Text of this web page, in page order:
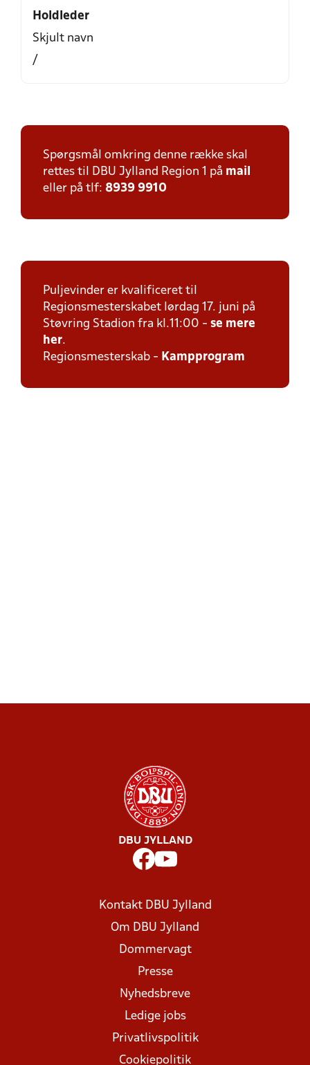
Holdleder
Skjult navn
/
Spørgsmål omkring denne række skal
rettes til DBU Jylland Region 1 på mail
eller på tlf: 8939 9910
Puljevinder er kvalificeret til
Regionsmesterskabet lørdag 17. juni på
Støvring Stadion fra kl.11:00 - se mere
her.
Regionsmesterskab - Kampprogram
DBU JYLLAND
Kontakt DBU Jylland
Om DBU Jylland
Dommervagt
Presse
Nyhedsbreve
Ledige jobs
Privatlivspolitik
Cookiepolitik